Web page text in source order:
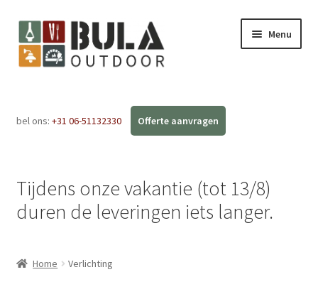
Menu
Webshop
Tuinhaarden
bel ons: +31 06-51132330
Tijdens onze vakantie (tot 13/8)
duren de leveringen iets langer.
Home Verlichting